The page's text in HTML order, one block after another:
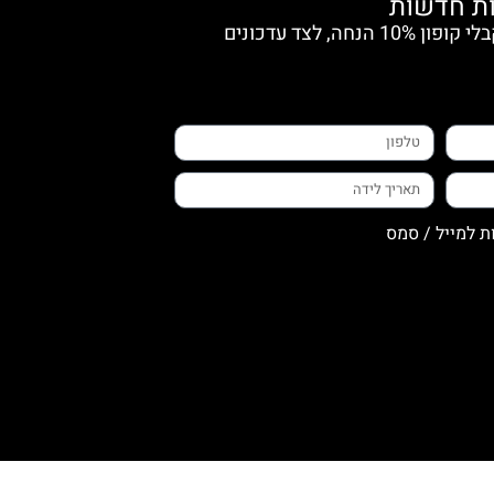
הצטרפי למועדון החברות וקבלי קופון 10% הנחה, לצד עדכונים
למייל / סמס